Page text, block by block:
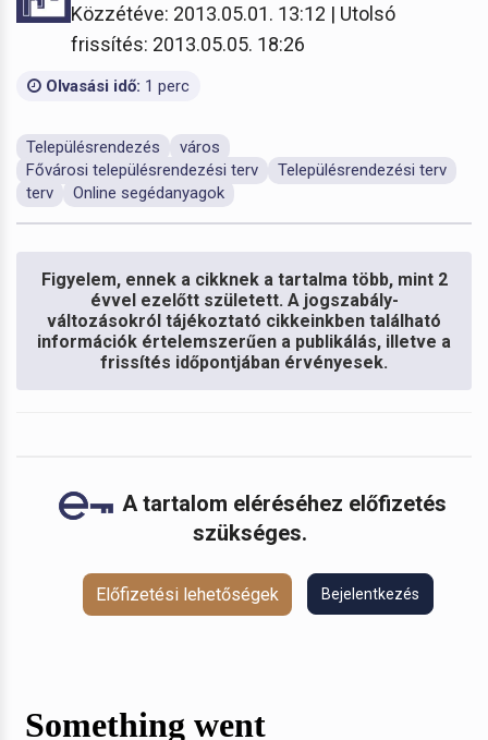
Közzétéve: 2013.05.01. 13:12 | Utolsó
frissítés: 2013.05.05. 18:26
Olvasási idő: 1 perc
Településrendezés
város
Fővárosi településrendezési terv
Településrendezési terv
terv
Online segédanyagok
Figyelem, ennek a cikknek a tartalma több, mint 2
évvel ezelőtt született. A jogszabály-
változásokról tájékoztató cikkeinkben található
információk értelemszerűen a publikálás, illetve a
frissítés időpontjában érvényesek.
A tartalom eléréséhez előfizetés
szükséges.
Előfizetési lehetőségek Bejelentkezés